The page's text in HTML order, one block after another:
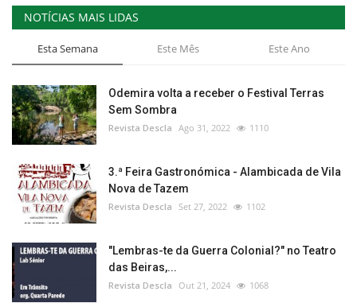
NOTÍCIAS MAIS LIDAS
Esta Semana Este Mês Este Ano
Odemira volta a receber o Festival Terras
Sem Sombra
Revista Descla Ago 31, 2022 1110
3.ª Feira Gastronómica - Alambicada de Vila
Nova de Tazem
Revista Descla Set 27, 2022 1102
"Lembras-te da Guerra Colonial?" no Teatro
das Beiras,...
Revista Descla Out 21, 2024 1068